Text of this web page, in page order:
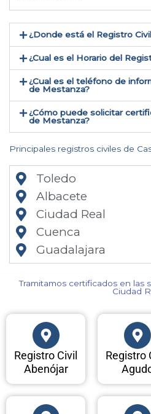
¿Donde está el Registro
¿Cual es el Horario del
¿Cual es el teléfono de
de Mestanza​?
¿Cómo puede solicitar
de Mestanza​?
Principales registros civiles de
Toledo
Albacete
Ciudad Real
Cuenca
Guadalajara
Tramitamos certificados en las
Ciudad
Registro Civil
Abenójar
Registro